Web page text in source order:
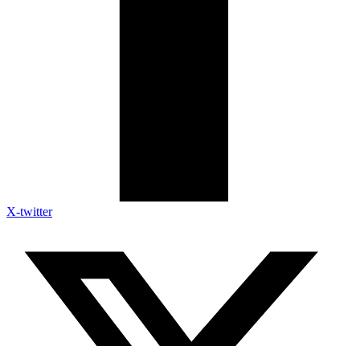
X-twitter